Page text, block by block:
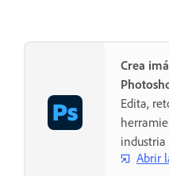
Crea
Edita,
industria
Abrir